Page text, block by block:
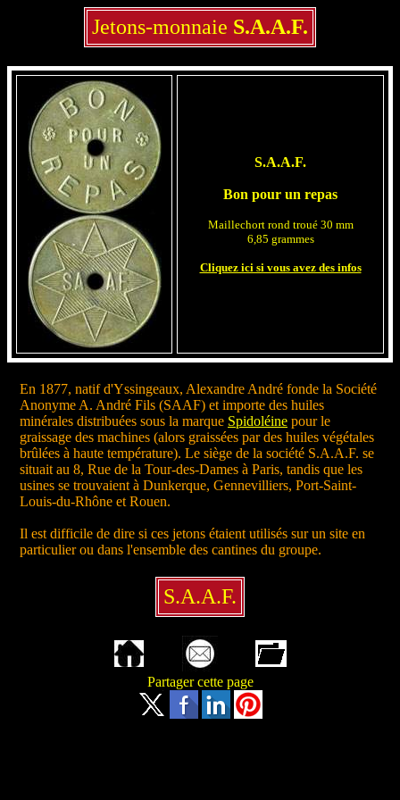
Jetons-monnaie S.A.A.F.
S.A.A.F.
Bon pour un repas
Maillechort rond troué 30 mm
6,85 grammes
Cliquez ici si vous avez des infos
En 1877, natif d'Yssingeaux, Alexandre André fonde la Société
Anonyme A. André Fils (SAAF) et importe des huiles
minérales distribuées sous la marque Spidoléine pour le
graissage des machines (alors graissées par des huiles végétales
brûlées à haute température). Le siège de la société S.A.A.F. se
situait au 8, Rue de la Tour-des-Dames à Paris, tandis que les
usines se trouvaient à Dunkerque, Gennevilliers, Port-Saint-
Louis-du-Rhône et Rouen.
Il est difficile de dire si ces jetons étaient utilisés sur un site en
particulier ou dans l'ensemble des cantines du groupe.
S.A.A.F.
Partager cette page